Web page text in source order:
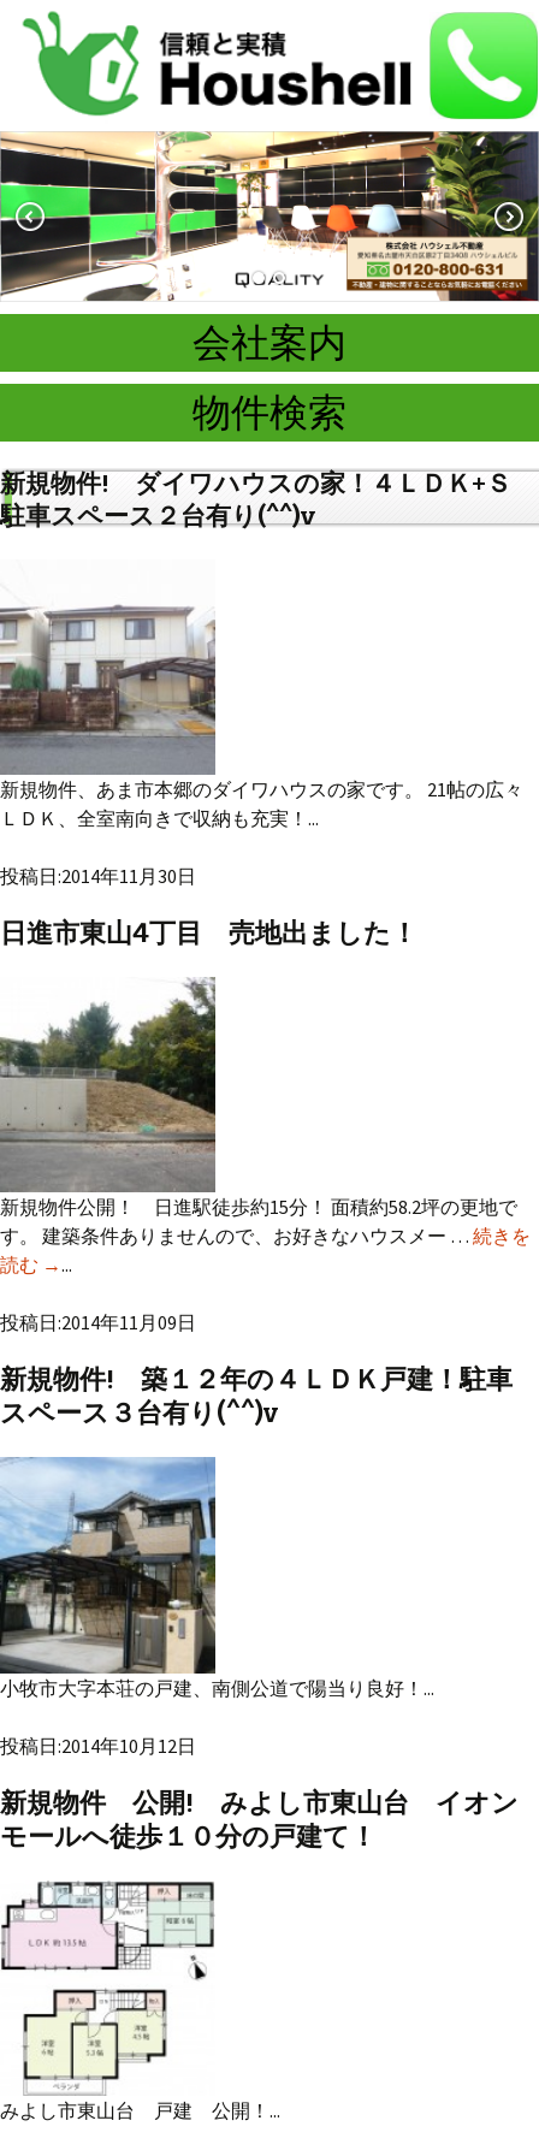
会社案内
物件検索
新規物件! ダイワハウスの家！４ＬＤＫ+Ｓ
駐車スペース２台有り(^^)v
新規物件、あま市本郷のダイワハウスの家です。 21帖の広々
ＬＤＫ、全室南向きで収納も充実！...
投稿日:2014年11月30日
日進市東山4丁目 売地出ました！
新規物件公開！ 日進駅徒歩約15分！ 面積約58.2坪の更地で
す。 建築条件ありませんので、お好きなハウスメー … 続きを
読む 日進市東山4丁目 売地出ました！
→...
投稿日:2014年11月09日
新規物件! 築１２年の４ＬＤＫ戸建！駐車
スペース３台有り(^^)v
小牧市大字本荘の戸建、南側公道で陽当り良好！...
投稿日:2014年10月12日
新規物件 公開! みよし市東山台 イオン
モールへ徒歩１０分の戸建て！
みよし市東山台 戸建 公開！...